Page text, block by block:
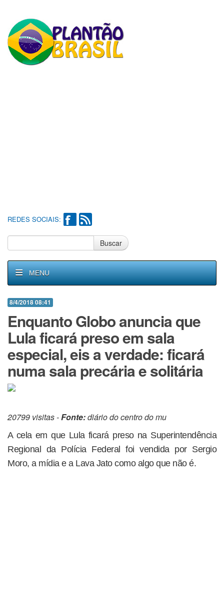
REDES SOCIAIS:
Buscar
MENU
8/4/2018 08:41
Enquanto Globo anuncia que
Lula ficará preso em sala
especial, eis a verdade: ficará
numa sala precária e solitária
20799 visitas -Fonte:diário do centro do mu
A cela em que Lula ficará preso na Superintendência
Regional da Polícia Federal foi vendida por Sergio
Moro, a mídia e a Lava Jato como algo que não é.